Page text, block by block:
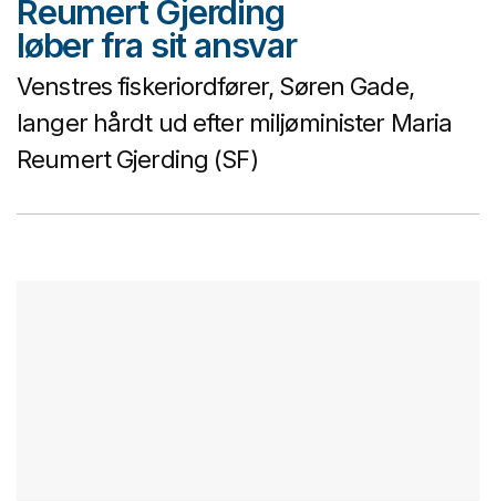
Reumert Gjerding
løber fra sit ansvar
Venstres fiskeriordfører, Søren Gade,
langer hårdt ud efter miljøminister Maria
Reumert Gjerding (SF)